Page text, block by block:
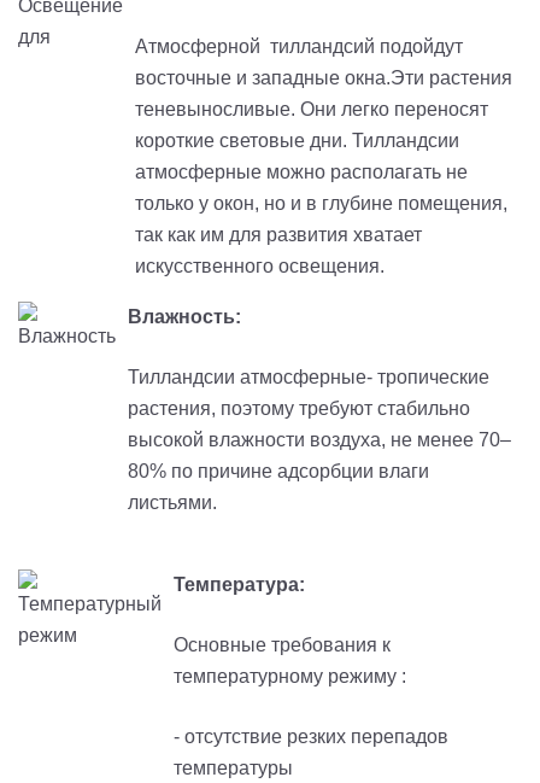
Атмосферной тилландсий подойдут
восточные и западные окна.Эти растения
теневыносливые. Они легко переносят
короткие световые дни. Тилландсии
атмосферные можно располагать не
только у окон, но и в глубине помещения,
так как им для развития хватает
искусственного освещения.
Влажность:
Тилландсии атмосферные- тропические
растения, поэтому требуют стабильно
высокой влажности воздуха, не менее 70–
80% по причине адсорбции влаги
листьями.
Температура:
Основные требования к
температурному режиму :
- отсутствие резких перепадов
температуры